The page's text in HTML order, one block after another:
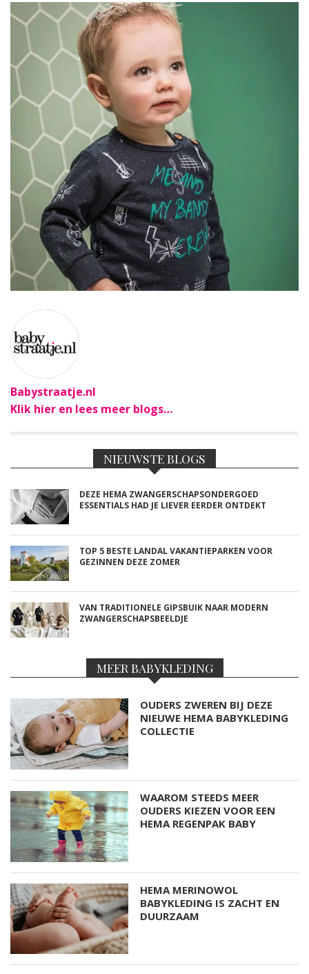
Babystraatje.nl
Klik hier en lees meer blogs…
NIEUWSTE BLOGS
DEZE HEMA ZWANGERSCHAPSONDERGOED
ESSENTIALS HAD JE LIEVER EERDER ONTDEKT
TOP 5 BESTE LANDAL VAKANTIEPARKEN VOOR
GEZINNEN DEZE ZOMER
VAN TRADITIONELE GIPSBUIK NAAR MODERN
ZWANGERSCHAPSBEELDJE
MEER BABYKLEDING
OUDERS ZWEREN BIJ DEZE
NIEUWE HEMA BABYKLEDING
COLLECTIE
WAAROM STEEDS MEER
OUDERS KIEZEN VOOR EEN
HEMA REGENPAK BABY
HEMA MERINOWOL
BABYKLEDING IS ZACHT EN
DUURZAAM